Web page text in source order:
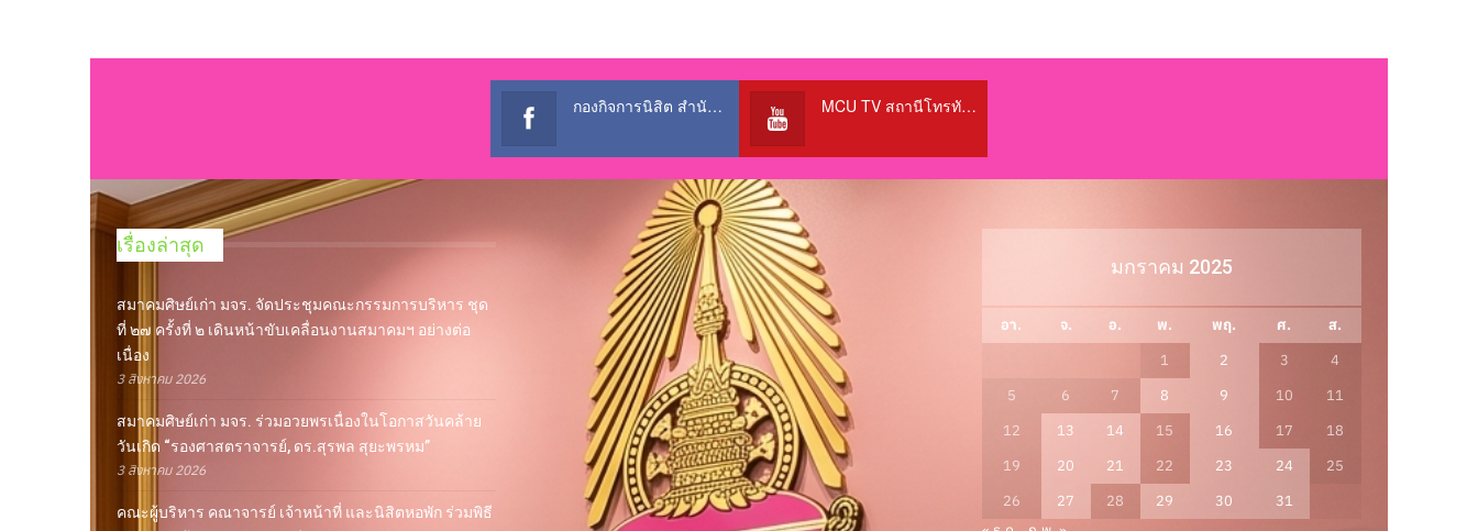
กองกิจการนิสิต สำนักงานอธิการบดี MCU TV สถานีโทรทัศน์เพื่อการศึกษา @OfficialTBCChannel
เรื่องล่าสุด
สมาคมศิษย์เก่า มจร. จัดประชุมคณะกรรมการบริหาร ชุด
ที่ ๒๗ ครั้งที่ ๒ เดินหน้าขับเคลื่อนงานสมาคมฯ อย่างต่อ
เนื่อง
3 สิงหาคม 2026
สมาคมศิษย์เก่า มจร. ร่วมอวยพรเนื่องในโอกาสวันคล้าย
วันเกิด “รองศาสตราจารย์, ดร.สุรพล สุยะพรหม”
3 สิงหาคม 2026
คณะผู้บริหาร คณาจารย์ เจ้าหน้าที่ และนิสิตหอพัก ร่วมพิธี
มกราคม 2025
อา. จ. อ. พ. พฤ. ศ.
ส.
1
2 3
4
5
6 7 8 9 10
11
12
13 14 15 16 17
18
19
20 21 22 23 24
25
26
27 28 29 30
31